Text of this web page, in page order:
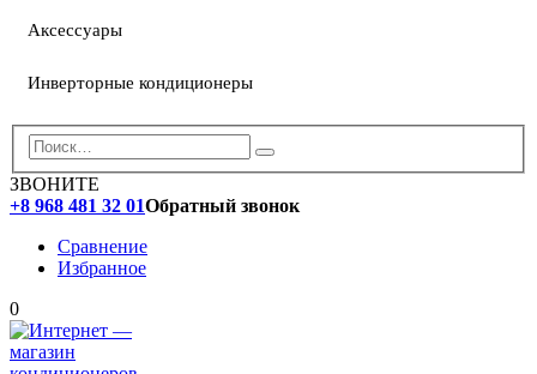
Аксессуары
Инверторные кондиционеры
ЗВОНИТЕ
+8 968 481 32 01Обратный звонок
Сравнение
Избранное
0